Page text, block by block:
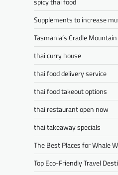
Supplements to increase
Tasmania’s Cradle Mountain
thai curry house
thai food delivery service
thai food takeout options
thai restaurant open now
thai takeaway specials
The Best Places for Whale
Top Eco-Friendly Travel